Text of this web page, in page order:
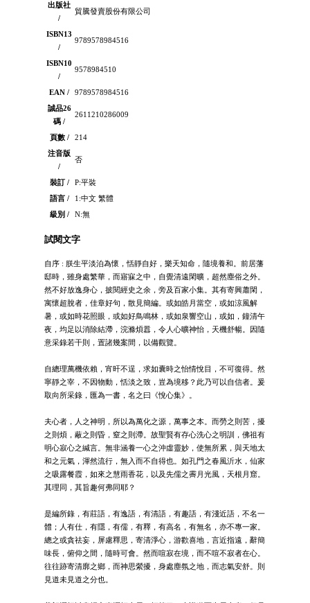
出版社
/
貿騰發賣股份有限公司
ISBN13
/
9789578984516
ISBN10
/
9578984510
EAN /
9789578984516
誠品26
碼 /
2611210286009
頁數 /
214
注音版
/
否
裝訂 /
P:平裝
語言 /
1:中文 繁體
級別 /
N:無
試閱文字
自序 : 朕生平淡泊為懷，恬靜自好，樂天知命，隨境養和。前居藩
邸時，雖身處繁華，而寤寐之中，自覺清遠閑曠，超然塵俗之外。
然不好放逸身心，披閱經史之余，旁及百家小集。其有寄興蕭閑，
寓懷超脫者，佳章好句，散見簡編。或如皓月當空，或如涼風解
暑，或如時花照眼，或如好鳥鳴林，或如泉響空山，或如，鐘清午
夜，均足以消除結滯，浣滌煩囂，令人心曠神怡，天機舒暢。因隨
意采錄若干則，置諸幾案間，以備觀覽。
自總理萬機依賴，宵旰不逞，求如囊時之怡情悅目，不可復得。然
寧靜之宰，不因物動，恬淡之致，豈為境移？此乃可以自信者。爰
取向所采錄，匯為一書，名之曰《悅心集》。
夫心者，人之神明，所以為萬化之源，萬事之本。而勞之則苦，擾
之則煩，蔽之則昏，窒之則滯。故聖賢有存心洗心之明訓，佛祖有
明心寂心之緘言。無非涵養一心之沖虛靈妙，使無所累，與天地太
和之元氣，渾然流行，無入而不自得也。如孔門之春風沂水，仙家
之吸露餐霞，如來之慧雨香花，以及先儒之霽月光風，天根月窟。
其理同，其旨趣何弗同耶？
是編所錄，有莊語，有逸語，有清語，有趣語，有淺近語，不名一
體；人有仕，有隱，有儒，有釋，有高名，有無名，亦不專一家。
總之或貪祛妄，屏慮釋思，寄清淨心，游歡喜地，言近指遠，辭簡
味長，俯仰之間，隨時可會。然而喧寂在境，而不喧不寂者在心。
往往跡寄清廓之鄉，而神思縈擾，身處塵氛之地，而志氣安舒。則
見道未見道之分也。